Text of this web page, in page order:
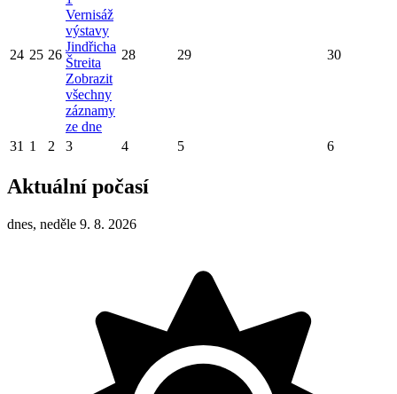
24 25 26
Vernisáž
výstavy
Jindřicha
Štreita
Zobrazit
všechny
záznamy
ze dne
28 29 30
31 1 2 3 4 5 6
Aktuální počasí
dnes, neděle 9. 8. 2026